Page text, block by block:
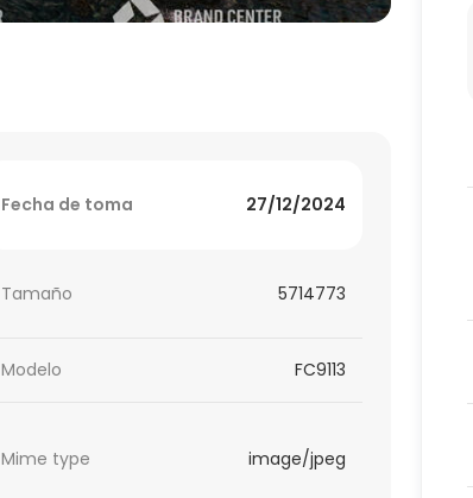
Fecha de toma 27/12/2024
Tamaño 5714773
Modelo FC9113
Mime type image/jpeg